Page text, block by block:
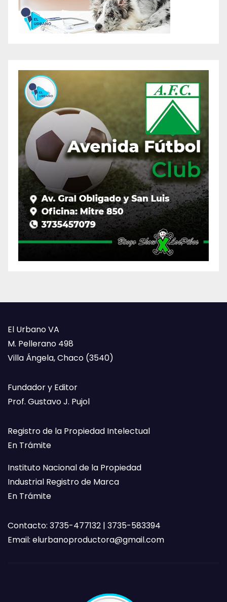
El Urbano VA
M. Pellerano 498
Villa Ángela, Chaco (3540)
Fundador y Editor
Prof. Gustavo J. Pujol
Registro de la Propiedad Intelectual
En Trámite
Instituto Nacional de la Propiedad
Industrial Registro de Marca
En Trámite
Contacto: 3735-477132 | 3735-583394
Email: elurbanoproductora@gmail.com